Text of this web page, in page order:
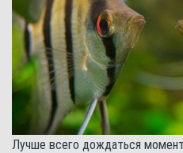
Лучше всего дождаться